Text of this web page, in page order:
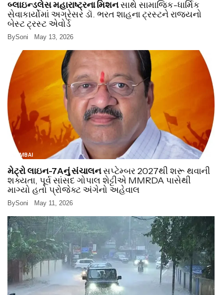
બ્લાઇન્ડલેસ મહારાષ્ટ્રના મિશનસાથે સામાજિક-ધાર્મિક
સેવાકાર્યોમાં અગ્રેસર ડૉ. ભરત શાહના ટ્રસ્ટને રાજ્યનો
બેસ્ટ ટ્રસ્ટ એવોર્ડ
BySoni May 13, 2026
MUMBAI
મેટ્રો લાઇન-7Aનું સંચાલનસપ્ટેમ્બર 2027થી શરૂ થવાની
શક્યતા, પૂર્વ સાંસદ ગોપાલ શેટ્ટીએ MMRDA પાસેથી
માગ્યો હતો પ્રોજેક્ટ અંગેનો અહેવાલ
BySoni May 11, 2026